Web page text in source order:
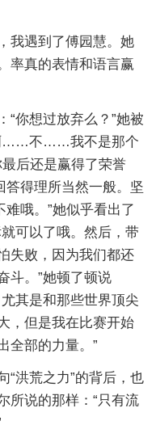
我遇到了傅园慧。她
率真的表情和语言赢
“你想过放弃么？”她被
……不……我不是那个
最后还是赢得了荣誉
答得理所当然一般。坚
难哦。”她似乎看出了
可以了哦。然后，带
失败，因为我们都还
斗。”她顿了顿说
其是和那些世界顶尖
，但是我在比赛开始
全部的力量。”
“洪荒之力”的背后，也
所说的那样：“只有流